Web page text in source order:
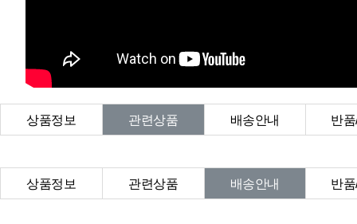
상품정보 관련상품 배송안내 반
상품정보 관련상품 배송안내 반